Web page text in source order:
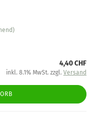
4,40 CHF
inkl. 8.1% MwSt. zzgl. Versand